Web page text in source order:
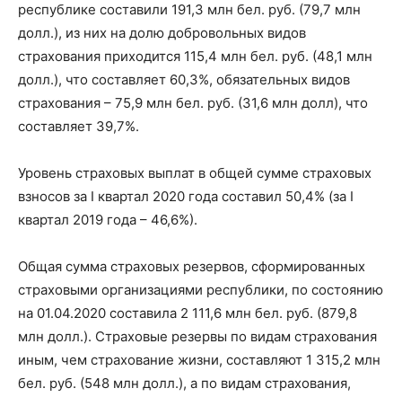
республике составили 191,3 млн бел. руб. (79,7 млн
долл.), из них на долю добровольных видов
страхования приходится 115,4 млн бел. руб. (48,1 млн
долл.), что составляет 60,3%, обязательных видов
страхования – 75,9 млн бел. руб. (31,6 млн долл), что
составляет 39,7%.
Уровень страховых выплат в общей сумме страховых
взносов за I квартал 2020 года составил 50,4% (за I
квартал 2019 года – 46,6%).
Общая сумма страховых резервов, сформированных
страховыми организациями республики, по состоянию
на 01.04.2020 составила 2 111,6 млн бел. руб. (879,8
млн долл.). Страховые резервы по видам страхования
иным, чем страхование жизни, составляют 1 315,2 млн
бел. руб. (548 млн долл.), а по видам страхования,